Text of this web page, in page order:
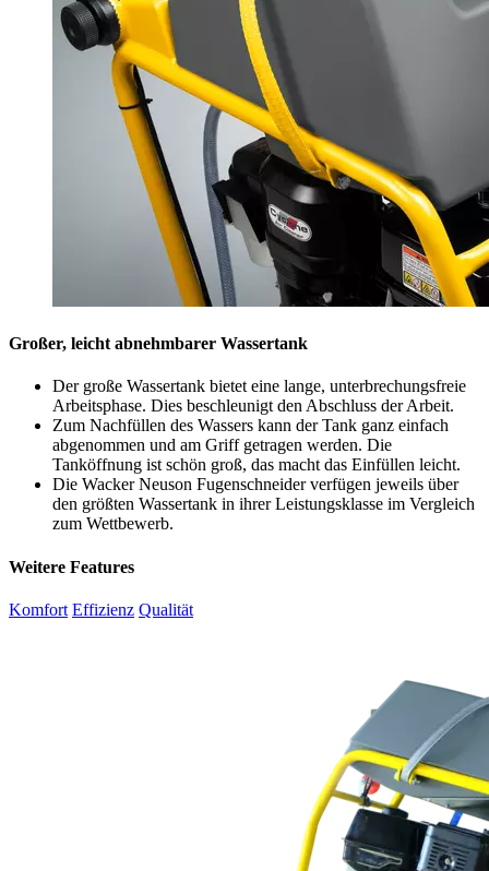
Großer, leicht abnehmbarer Wassertank
Der große Wassertank bietet eine lange, unterbrechungsfreie
Arbeitsphase. Dies beschleunigt den Abschluss der Arbeit.
Zum Nachfüllen des Wassers kann der Tank ganz einfach
abgenommen und am Griff getragen werden. Die
Tanköffnung ist schön groß, das macht das Einfüllen leicht.
Die Wacker Neuson Fugenschneider verfügen jeweils über
den größten Wassertank in ihrer Leistungsklasse im Vergleich
zum Wettbewerb.
Weitere Features
Komfort Effizienz Qualität